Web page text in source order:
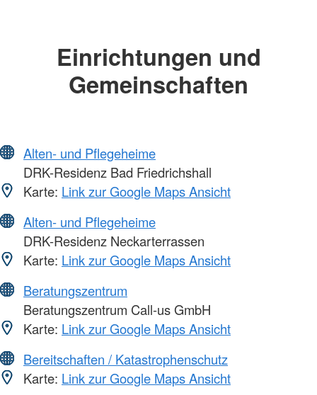
Einrichtungen und
Gemeinschaften
Alten- und Pflegeheime
DRK-Residenz Bad Friedrichshall
Karte: Link zur Google Maps Ansicht
Alten- und Pflegeheime
DRK-Residenz Neckarterrassen
Karte: Link zur Google Maps Ansicht
Beratungszentrum
Beratungszentrum Call-us GmbH
Karte: Link zur Google Maps Ansicht
Bereitschaften / Katastrophenschutz
Karte: Link zur Google Maps Ansicht